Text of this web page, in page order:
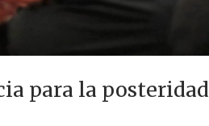
para la posteridad